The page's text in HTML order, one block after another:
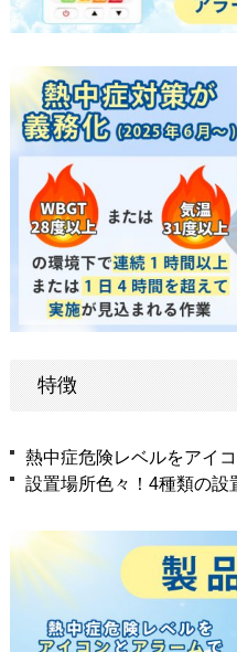
特徴
熱中症危険レベルをアイ
設置場所色々！4種類の設